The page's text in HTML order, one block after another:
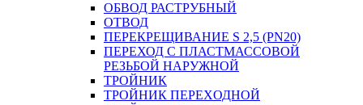
ОБВОД РАСТРУБНЫЙ
ОТВОД
ПЕРЕКРЕЩИВАНИЕ S 2,5 (PN20)
ПЕРЕХОД С ПЛАСТМАССОВОЙ
РЕЗЬБОЙ НАРУЖНОЙ
ТРОЙНИК
ТРОЙНИК ПЕРЕXОДНОЙ